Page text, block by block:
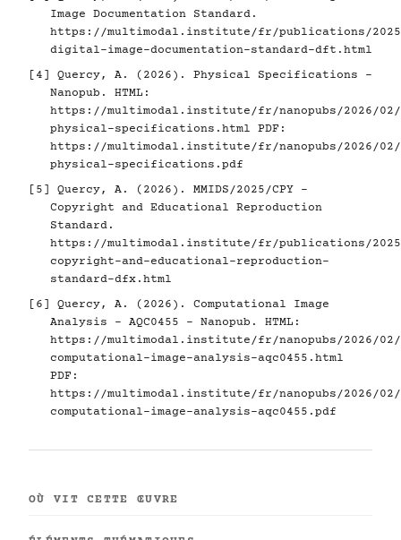
Image Documentation Standard.
https://multimodal.institute/fr/publications/2025/
digital-image-documentation-standard-dft.html
[4]
Quercy, A. (2026). Physical Specifications -
Nanopub. HTML:
https://multimodal.institute/fr/nanopubs/2026/02/
physical-specifications.html PDF:
https://multimodal.institute/fr/nanopubs/2026/02/
physical-specifications.pdf
[5]
Quercy, A. (2026). MMIDS/2025/CPY -
Copyright and Educational Reproduction
Standard.
https://multimodal.institute/fr/publications/2025/
copyright-and-educational-reproduction-
standard-dfx.html
[6]
Quercy, A. (2026). Computational Image
Analysis - AQC0455 - Nanopub. HTML:
https://multimodal.institute/fr/nanopubs/2026/02/
computational-image-analysis-aqc0455.html
PDF:
https://multimodal.institute/fr/nanopubs/2026/02/
computational-image-analysis-aqc0455.pdf
OÙ VIT CETTE ŒUVRE